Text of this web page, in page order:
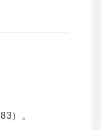
）。